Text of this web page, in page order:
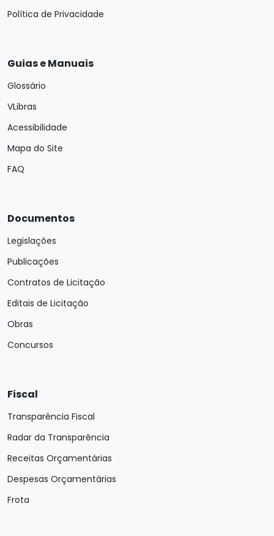
Política de Privacidade
Guias e Manuais
Glossário
VLibras
Acessibilidade
Mapa do Site
FAQ
Documentos
Legislações
Publicações
Contratos de Licitação
Editais de Licitação
Obras
Concursos
Fiscal
Transparência Fiscal
Radar da Transparência
Receitas Orçamentárias
Despesas Orçamentárias
Frota